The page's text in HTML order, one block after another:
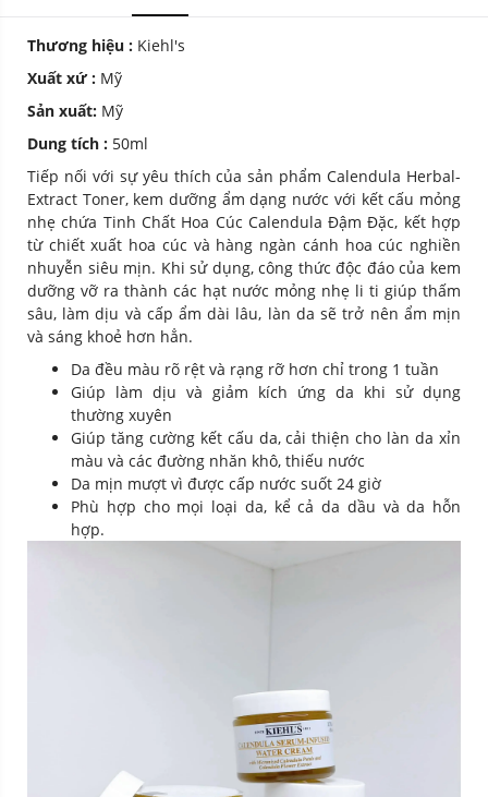
Thương hiệu : Kiehl's
Xuất xứ : Mỹ
Sản xuất: Mỹ
Dung tích : 50ml
Tiếp nối với sự yêu thích của sản phẩm Calendula Herbal-
Extract Toner, kem dưỡng ẩm dạng nước với kết cấu mỏng
nhẹ chứa Tinh Chất Hoa Cúc Calendula Đậm Đặc, kết hợp
từ chiết xuất hoa cúc và hàng ngàn cánh hoa cúc nghiền
nhuyễn siêu mịn. Khi sử dụng, công thức độc đáo của kem
dưỡng vỡ ra thành các hạt nước mỏng nhẹ li ti giúp thấm
sâu, làm dịu và cấp ẩm dài lâu, làn da sẽ trở nên ẩm mịn
và sáng khoẻ hơn hẳn.
Da đều màu rõ rệt và rạng rỡ hơn chỉ trong 1 tuần
Giúp làm dịu và giảm kích ứng da khi sử dụng
thường xuyên
Giúp tăng cường kết cấu da, cải thiện cho làn da xỉn
màu và các đường nhăn khô, thiếu nước
Da mịn mượt vì được cấp nước suốt 24 giờ
Phù hợp cho mọi loại da, kể cả da dầu và da hỗn
hợp.